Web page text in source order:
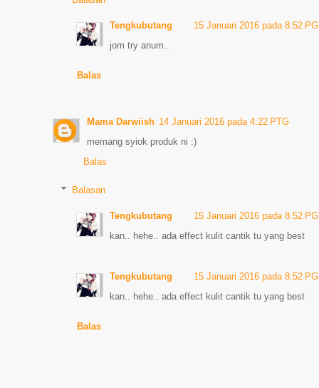
Tengkubutang
15 Januari 2016 pada 8:52 PG
jom try anum..
Balas
Mama Darwiish 14 Januari 2016 pada 4:22 PTG
memang syiok produk ni :)
Balas
Balasan
Tengkubutang
15 Januari 2016 pada 8:52 PG
kan.. hehe.. ada effect kulit cantik tu yang best
Tengkubutang
15 Januari 2016 pada 8:52 PG
kan.. hehe.. ada effect kulit cantik tu yang best
Balas